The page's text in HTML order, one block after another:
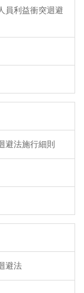
員利益衝突迴避
避法施行細則
避法